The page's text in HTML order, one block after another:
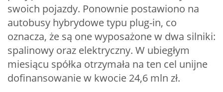
swoich pojazdy. Ponownie postawiono na
autobusy hybrydowe typu plug-in, co
oznacza, że są one wyposażone w dwa silniki:
spalinowy oraz elektryczny. W ubiegłym
miesiącu spółka otrzymała na ten cel unijne
dofinansowanie w kwocie 24,6 mln zł.